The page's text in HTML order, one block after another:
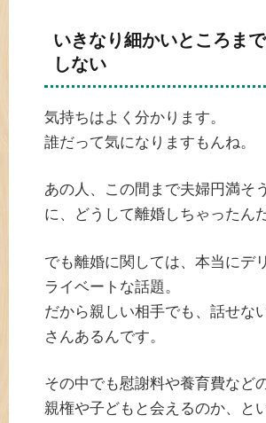
いきなり細かいところま
しない
気持ちはよく分かります。
誰だって気になりますもんね。
あの人、この間まで夫婦円満そ
に、どうして離婚しちゃったん
でも離婚に関しては、本当にデ
ライベートな話題。
だから親しい相手でも、話せな
さんあるんです。
その中でも慰謝料や養育費など
親権や子どもと会えるのか、と